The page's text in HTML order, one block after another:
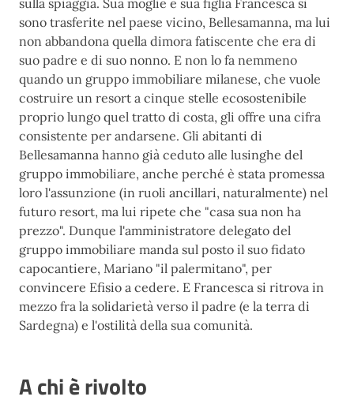
sulla spiaggia. Sua moglie e sua figlia Francesca si
sono trasferite nel paese vicino, Bellesamanna, ma lui
non abbandona quella dimora fatiscente che era di
suo padre e di suo nonno. E non lo fa nemmeno
quando un gruppo immobiliare milanese, che vuole
costruire un resort a cinque stelle ecosostenibile
proprio lungo quel tratto di costa, gli offre una cifra
consistente per andarsene. Gli abitanti di
Bellesamanna hanno già ceduto alle lusinghe del
gruppo immobiliare, anche perché è stata promessa
loro l'assunzione (in ruoli ancillari, naturalmente) nel
futuro resort, ma lui ripete che "casa sua non ha
prezzo". Dunque l'amministratore delegato del
gruppo immobiliare manda sul posto il suo fidato
capocantiere, Mariano "il palermitano", per
convincere Efisio a cedere. E Francesca si ritrova in
mezzo fra la solidarietà verso il padre (e la terra di
Sardegna) e l'ostilità della sua comunità.
A chi è rivolto